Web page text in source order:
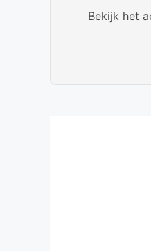
Bekijk het